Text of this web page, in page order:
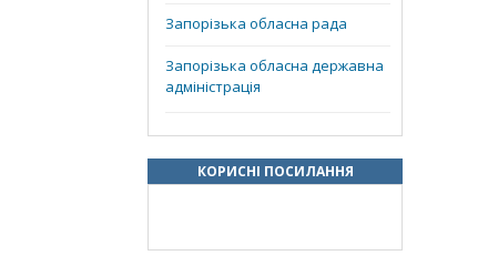
Запорізька обласна рада
Запорізька обласна державна
адміністрація
КОРИСНІ ПОСИЛАННЯ